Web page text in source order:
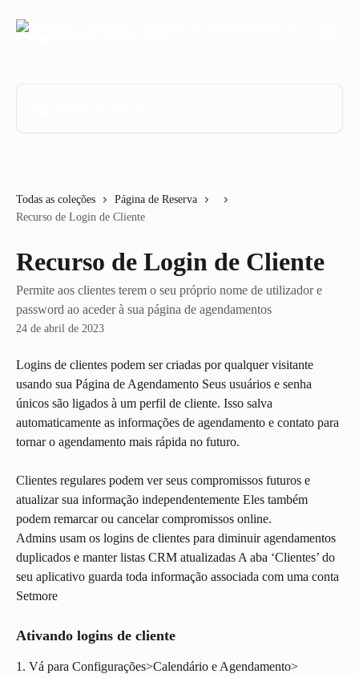
Todas as coleções
Página de Reserva
Recurso de Login de Cliente
Recurso de Login de Cliente
Permite aos clientes terem o seu próprio nome de utilizador e
password ao aceder à sua página de agendamentos
24 de abril de 2023
Logins de clientes podem ser criadas por qualquer visitante
usando sua Página de Agendamento Seus usuários e senha
únicos são ligados à um perfil de cliente. Isso salva
automaticamente as informações de agendamento e contato para
tornar o agendamento mais rápida no futuro.
Clientes regulares podem ver seus compromissos futuros e
atualizar sua informação independentemente Eles também
podem remarcar ou cancelar compromissos online.
Admins usam os logins de clientes para diminuir agendamentos
duplicados e manter listas CRM atualizadas A aba ‘Clientes’ do
seu aplicativo guarda toda informação associada com uma conta
Setmore
Ativando logins de cliente
1. Vá para Configurações>Calendário e Agendamento>